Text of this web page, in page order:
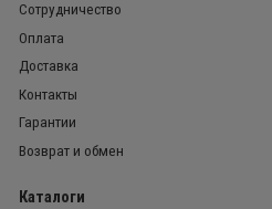
Сотрудничество
Оплата
Доставка
Контакты
Гарантии
Возврат и обмен
Каталоги